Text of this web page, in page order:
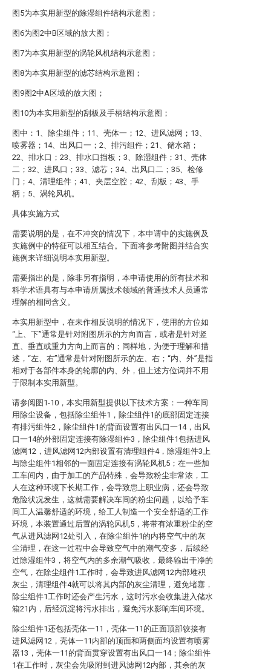
图5为本实用新型的除湿组件结构示意图；
图6为图2中B区域的放大图；
图7为本实用新型的涡轮风机结构示意图；
图8为本实用新型的滤芯结构示意图；
图9图2中A区域的放大图；
图10为本实用新型的刮板及手柄结构示意图；
图中：1、除尘组件；11、壳体一；12、进风滤网；13、
喷雾器；14、出风口一；2、排污组件；21、储水箱；
22、排水口；23、排水口挡板；3、除湿组件；31、壳体
二；32、进风口；33、滤芯；34、出风口二；35、检修
门；4、清理组件；41、夹层空腔；42、刮板；43、手
柄；5、涡轮风机。
具体实施方式
需要说明的是，在不冲突的情况下，本申请中的实施例及
实施例中的特征可以相互结合。下面将参考附图并结合实
施例来详细说明本实用新型。
需要指出的是，除非另有指明，本申请使用的所有技术和
科学术语具有与本申请所属技术领域的普通技术人员通常
理解的相同含义。
本实用新型中，在未作相反说明的情况下，使用的方位如
“上、下”通常是针对附图所示的方向而言，或者是针对竖
直、垂直或重力方向上而言的；同样地，为便于理解和描
述，“左、右”通常是针对附图所示的左、右；“内、外”是指
相对于各部件本身的轮廓的内、外，但上述方位词并不用
于限制本实用新型。
请参阅图1-10，本实用新型提供以下技术方案：一种车间
用除尘设备，包括除尘组件1，除尘组件1的底部固定连接
有排污组件2，除尘组件1的背面设置有出风口一14，出风
口一14的外部固定连接有除湿组件3，除尘组件1包括进风
滤网12，进风滤网12内部设置有清理组件4，除湿组件3上
与除尘组件1相邻的一面固定连接有涡轮风机5；在一些加
工车间内，由于加工的产品特殊，会导致粉尘非常浓，工
人在这种环境下长期工作，会导致患上职业病，还会导致
危险状况发生，这就需要解决车间的粉尘问题，以给予车
间工人温馨舒适的环境，给工人制造一个安全舒适的工作
环境，本装置通过后置的涡轮风机5，将带有浓重粉尘的空
气从进风滤网12处引入，在除尘组件1的内将空气中的灰
尘清理，在这一过程中会导致空气中的潮气变多，后续经
过除湿组件3，将空气内的多余潮气吸收，最终输出干净的
空气，在除尘组件1工作时，会导致进风滤网12内部堆积
灰尘，清理组件4就可以将其内部的灰尘清理，避免堵塞，
除尘组件1工作时还会产生污水，这时污水会收集进入储水
箱21内，后经沉淀将污水排出，避免污水影响车间环境。
除尘组件1还包括壳体一11，壳体一11的正面顶部铰接有
进风滤网12，壳体一11内部的顶面和两侧面均设置有喷雾
器13，壳体一11的背面贯穿设置有出风口一14；除尘组件
1在工作时，灰尘会先吸附到进风滤网12内部，其余的灰